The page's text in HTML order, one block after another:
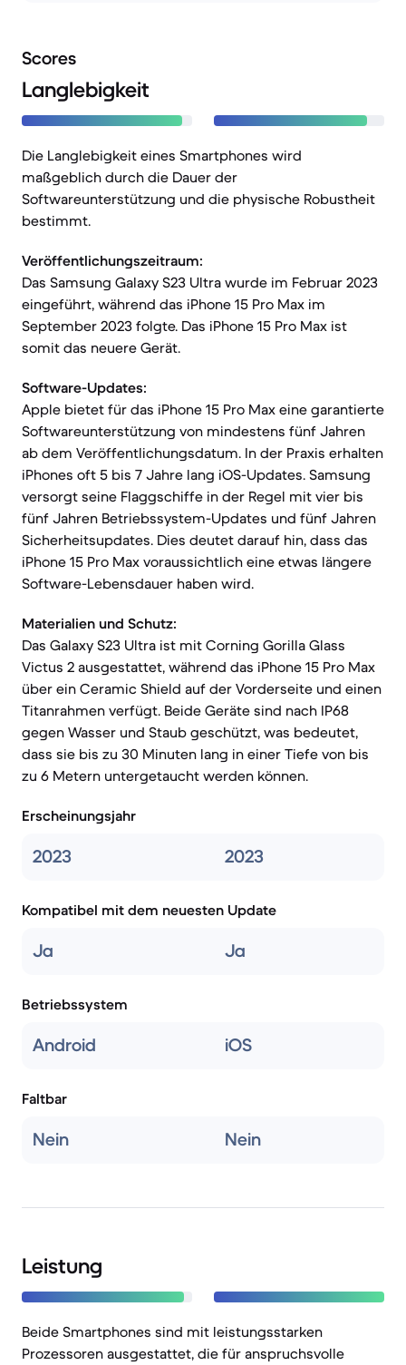
Scores
Langlebigkeit
Die Langlebigkeit eines Smartphones wird
maßgeblich durch die Dauer der
Softwareunterstützung und die physische Robustheit
bestimmt.
Veröffentlichungszeitraum:
Das Samsung Galaxy S23 Ultra wurde im Februar 2023
eingeführt, während das iPhone 15 Pro Max im
September 2023 folgte. Das iPhone 15 Pro Max ist
somit das neuere Gerät.
Software-Updates:
Apple bietet für das iPhone 15 Pro Max eine garantierte
Softwareunterstützung von mindestens fünf Jahren
ab dem Veröffentlichungsdatum. In der Praxis erhalten
iPhones oft 5 bis 7 Jahre lang iOS-Updates. Samsung
versorgt seine Flaggschiffe in der Regel mit vier bis
fünf Jahren Betriebssystem-Updates und fünf Jahren
Sicherheitsupdates. Dies deutet darauf hin, dass das
iPhone 15 Pro Max voraussichtlich eine etwas längere
Software-Lebensdauer haben wird.
Materialien und Schutz:
Das Galaxy S23 Ultra ist mit Corning Gorilla Glass
Victus 2 ausgestattet, während das iPhone 15 Pro Max
über ein Ceramic Shield auf der Vorderseite und einen
Titanrahmen verfügt. Beide Geräte sind nach IP68
gegen Wasser und Staub geschützt, was bedeutet,
dass sie bis zu 30 Minuten lang in einer Tiefe von bis
zu 6 Metern untergetaucht werden können.
Erscheinungsjahr
2023 2023
Kompatibel mit dem neuesten Update
Ja Ja
Betriebssystem
Android iOS
Faltbar
Nein Nein
Leistung
Beide Smartphones sind mit leistungsstarken
Prozessoren ausgestattet, die für anspruchsvolle